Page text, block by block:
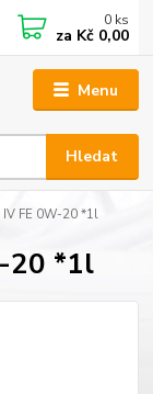
Menu
Hledat
0 ks
za Kč 0,00
IV FE 0W-20 *1l
20 *1l